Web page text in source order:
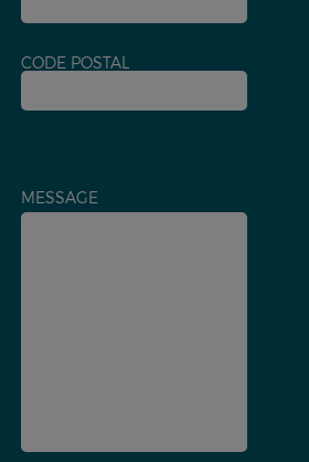
CODE POSTAL
MESSAGE